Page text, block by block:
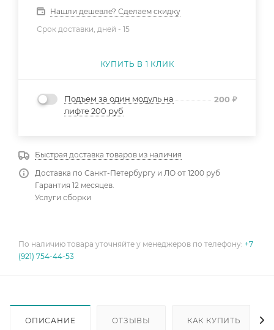
Нашли дешевле? Сделаем скидку
Срок доставки, дней - 15
КУПИТЬ В 1 КЛИК
Подъем за один модуль на
лифте 200 руб
200 ₽
Быстрая доставка товаров из наличия
Доставка по Санкт-Петербургу и ЛО от 1200 руб
Гарантия 12 месяцев.
Услуги сборки
По наличию товара уточняйте у менеджеров по телефону: +7
(921) 754-44-53
ОПИСАНИЕ ОТЗЫВЫ КАК КУПИТЬ